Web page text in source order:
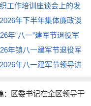
工作培训座谈会上的发
年下半年集体廉政谈
讲话
年“八一”建军节退役军
座谈会上的讲话
年镇八一建军节退役军
会上的代表发言
年八一建军节领导讲
区委书记在全区领导干